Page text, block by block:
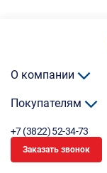
О компании
Покупателям
+7 (3822) 52-34-73
Заказать звонок